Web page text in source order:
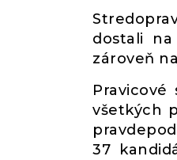
dostali
zároveň
všetkých
37